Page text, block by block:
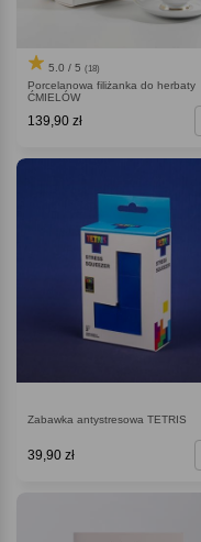
5.0 / 5 (18)
Porcelanowa filiżanka do herbaty
ĆMIELÓW
139,90 zł
Zabawka antystresowa TETRIS
39,90 zł